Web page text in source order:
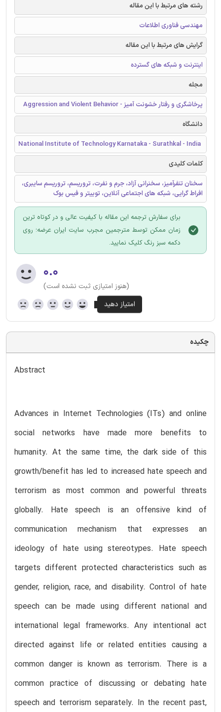
رشته های مرتبط با این مقاله
مهندسی فناوری اطلاعات
گرایش های مرتبط با این مقاله
اینترنت و شبکه های گسترده
مجله
پرخاشگری و رفتار خشونت آمیز - Aggression and Violent Behavior
دانشگاه
National Institute of Technology Karnataka - Surathkal - India
کلمات کلیدی
سخنان تنفرآمیز، سخنرانی آزاد، جرم و نفرت، تروریسم، تروریسم سایبری،
افراط گرایی، شبکه های اجتماعی آنلاین، توییتر و فیس بوک
برای سفارش ترجمه این مقاله با کیفیت عالی و در کوتاه ترین
زمان ممکن توسط مترجمین مجرب سایت ایران عرضه؛ روی
دکمه سبز رنگ کلیک نمایید.
۰.۰
(هنوز امتیازی ثبت نشده است)
چکیده
Abstract
Advances in Internet Technologies (ITs) and online
social networks have made more benefits to
humanity. At the same time, the dark side of this
growth/benefit has led to increased hate speech and
terrorism as most common and powerful threats
globally. Hate speech is an offensive kind of
communication mechanism that expresses an
ideology of hate using stereotypes. Hate speech
targets different protected characteristics such as
gender, religion, race, and disability. Control of hate
speech can be made using different national and
international legal frameworks. Any intentional act
directed against life or related entities causing a
common danger is known as terrorism. There is a
common practice of discussing or debating hate
speech and terrorism separately. In the recent past,